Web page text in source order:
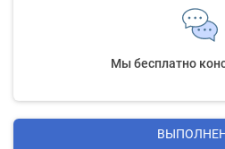
Мы бесплатно